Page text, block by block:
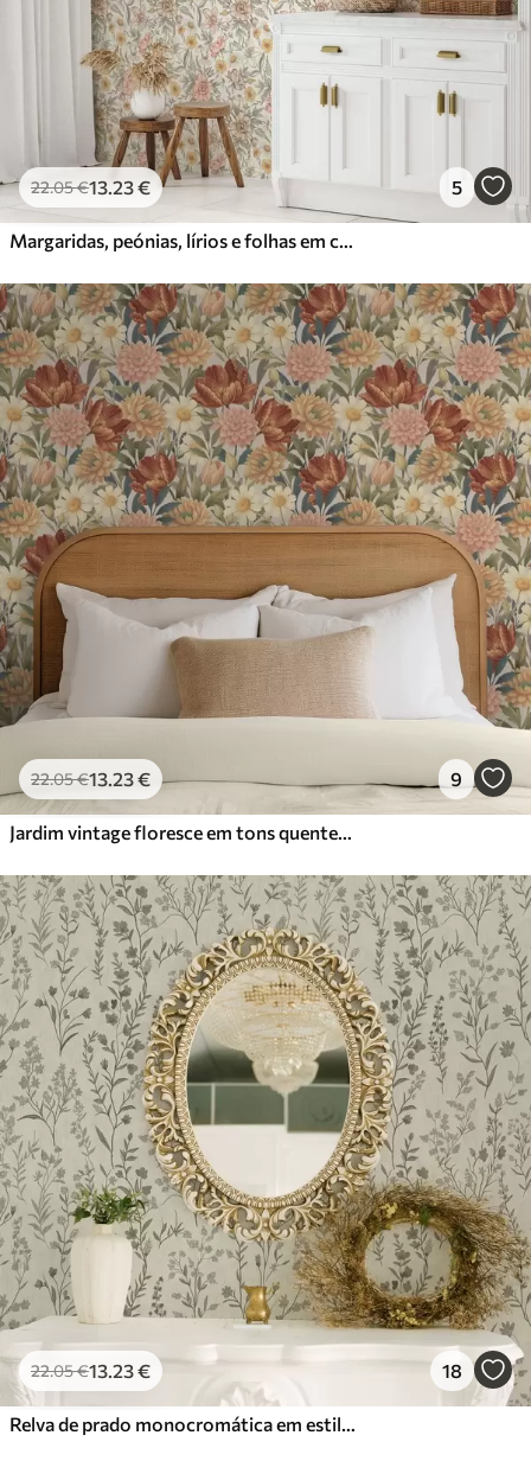
22.05€13.23€ 5
Margaridas, peónias, lírios e folhas em cores delicadas
22.05€13.23€ 9
Jardim vintage floresce em tons quentes de terracota e pêssego
22.05€13.23€ 18
Relva de prado monocromática em estilo vintage